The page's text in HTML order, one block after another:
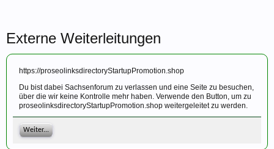
Externe Weiterleitungen
https://proseolinksdirectoryStartupPromotion.shop
Du bist dabei Sachsenforum zu verlassen und eine Seite zu besuchen,
über die wir keine Kontrolle mehr haben. Verwende den Button, um zu
proseolinksdirectoryStartupPromotion.shop weitergeleitet zu werden.
Weiter...